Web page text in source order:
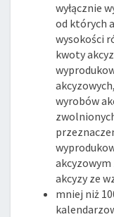
wyłącznie
od których
wysokości
kwoty
wyrobów
akcyzy ze
mniej niż